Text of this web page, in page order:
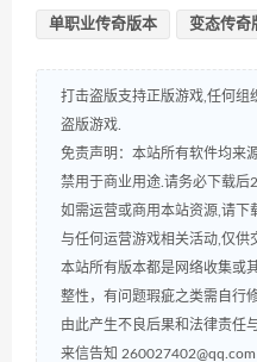
单职业传奇版本 变态传奇
打击盗版支持正版游戏,任何组
盗版游戏.
免责声明：本站所有软件均来
禁用于商业用途.请务必下载后
如需运营或商用本站资源,请下
与任何运营游戏相关活动,仅供
本站所有版本都是网络收集或
整性，有问题瑕疵之类需自行
由此产生不良后果和法律责任
来信告知